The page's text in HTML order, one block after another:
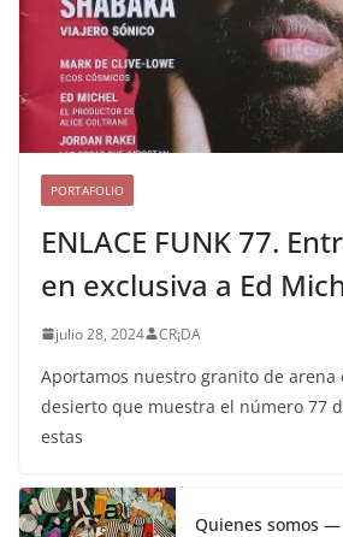
PORTAFOLIO
ENLACE FUNK 77.
en exclusiva a Ed
julio 28, 2024 CR¡DA
Aportamos nuestro granito de arena
desierto que muestra el número 77
estas
Quienes somos —